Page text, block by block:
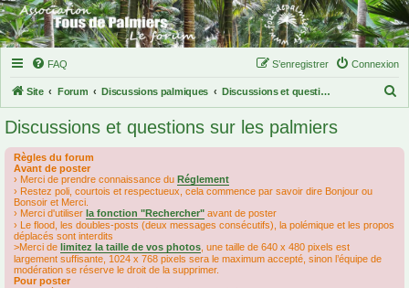
FAQ Connexion
S’enregistrer
Site Forum Discussions palmiques Discussions et questions sur les palmiers
Discussions et questions sur les palmiers
Règles du forum
Avant de poster
› Merci de prendre connaissance du Réglement
› Restez poli, courtois et respectueux, cela commence par savoir dire Bonjour ou
Bonsoir et Merci.
› Merci d'utiliser la fonction "Rechercher" avant de poster
› Le flood, les doubles-posts (deux messages consécutifs), la polémique et les propos
déplacés sont interdits
>Merci de limitez la taille de vos photos , une taille de 640 x 480 pixels est
largement suffisante, 1024 x 768 pixels sera le maximum accepté, sinon l’équipe de
modération se réserve le droit de la supprimer.
Pour poster